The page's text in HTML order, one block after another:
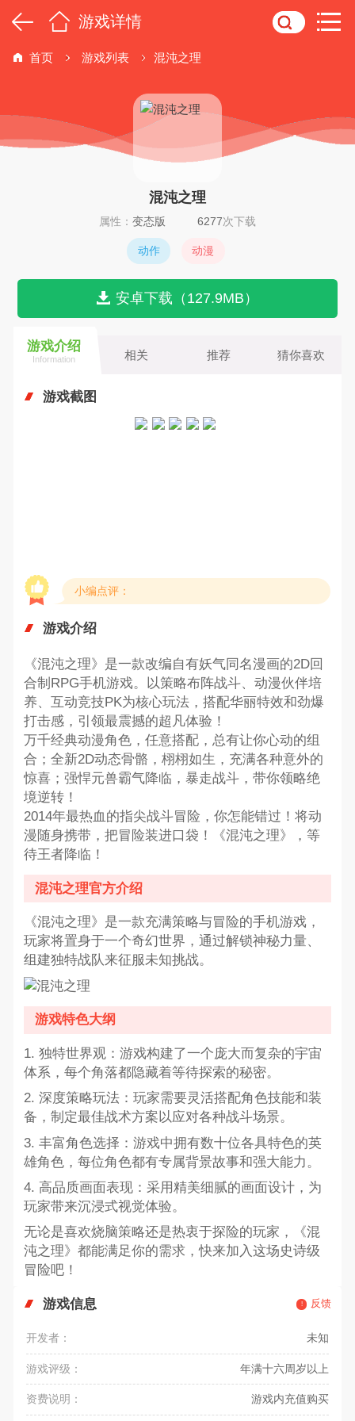
游戏详情
首页 游戏列表 混沌之理
混沌之理
属性： 变态版 6277次下载
动作 动漫
安卓下载（127.9MB）
游戏介绍
Information 相关 推荐 猜你喜欢
游戏截图
小编点评：
游戏介绍
《混沌之理》是一款改编自有妖气同名漫画的2D回
合制RPG手机游戏。以策略布阵战斗、动漫伙伴培
养、互动竞技PK为核心玩法，搭配华丽特效和劲爆
打击感，引领最震撼的超凡体验！
万千经典动漫角色，任意搭配，总有让你心动的组
合；全新2D动态骨骼，栩栩如生，充满各种意外的
惊喜；强悍元兽霸气降临，暴走战斗，带你领略绝
境逆转！
2014年最热血的指尖战斗冒险，你怎能错过！将动
漫随身携带，把冒险装进口袋！《混沌之理》，等
待王者降临！
混沌之理官方介绍
《混沌之理》是一款充满策略与冒险的手机游戏，
玩家将置身于一个奇幻世界，通过解锁神秘力量、
组建独特战队来征服未知挑战。
游戏特色大纲
1. 独特世界观：游戏构建了一个庞大而复杂的宇宙
体系，每个角落都隐藏着等待探索的秘密。
2. 深度策略玩法：玩家需要灵活搭配角色技能和装
备，制定最佳战术方案以应对各种战斗场景。
3. 丰富角色选择：游戏中拥有数十位各具特色的英
雄角色，每位角色都有专属背景故事和强大能力。
4. 高品质画面表现：采用精美细腻的画面设计，为
玩家带来沉浸式视觉体验。
无论是喜欢烧脑策略还是热衷于探险的玩家，《混
沌之理》都能满足你的需求，快来加入这场史诗级
冒险吧！
游戏信息 反馈
开发者： 未知
游戏评级： 年满十六周岁以上
资费说明： 游戏内充值购买